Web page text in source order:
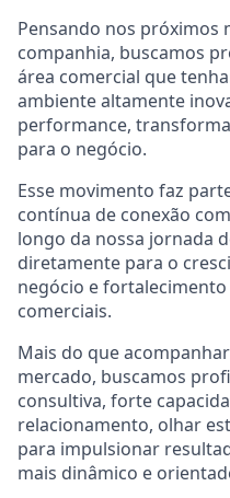
Pensando nos próximos
companhia, buscamos
área comercial que
ambiente altamente
performance,
para o negócio.
Esse movimento faz
contínua de conexão
longo da nossa jornada
diretamente para o
negócio e
comerciais.
Mais do que
mercado, buscamos
consultiva, forte
relacionamento, olhar
para impulsionar
mais dinâmico e